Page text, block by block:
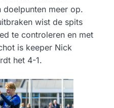
doelpunten meer op.
wist de spits
te controleren en met
is keeper Nick
het 4-1.